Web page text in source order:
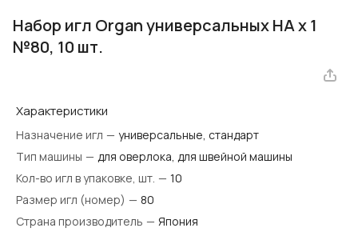
Набор игл Organ универсальных HA x 1
№80, 10 шт.
Характеристики
Назначение игл — универсальные, стандарт
Тип машины — для оверлока, для швейной машины
Кол-во игл в упаковке, шт. — 10
Размер игл (номер) — 80
Страна производитель — Япония